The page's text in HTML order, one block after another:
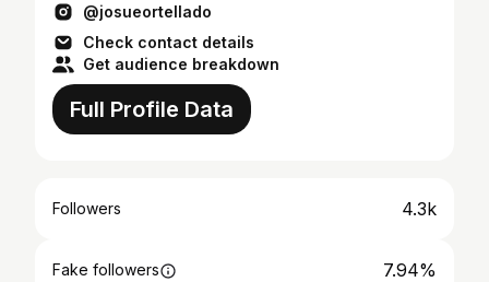
@josueortellado
Check contact details
Get audience breakdown
Full Profile Data
Followers 4.3k
Fake followers 7.94%